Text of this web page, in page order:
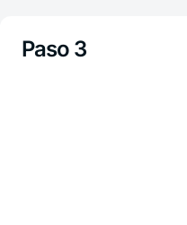
Paso 3